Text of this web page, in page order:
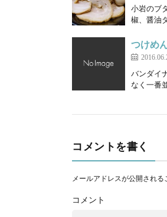
小岩のブ
椒、醤油
つけめ
バンダイ
なく一番
コメントを書く
メールアドレスが公開される
コメント